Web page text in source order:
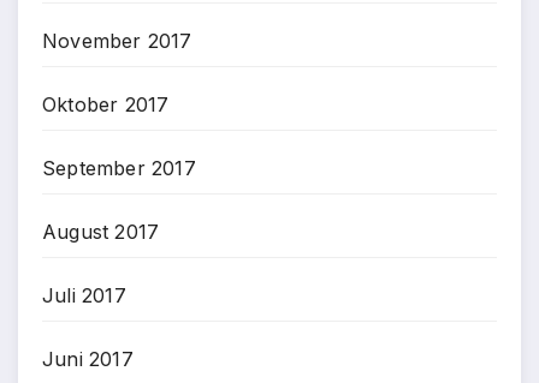
November 2017
Oktober 2017
September 2017
August 2017
Juli 2017
Juni 2017